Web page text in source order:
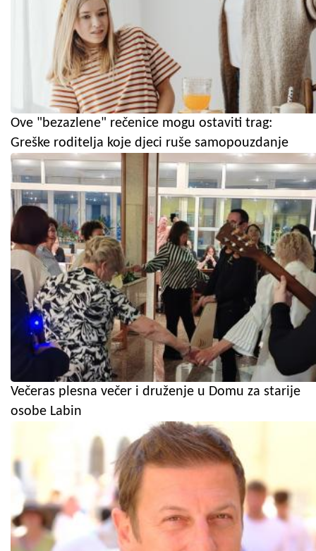
Ove "bezazlene" rečenice mogu ostaviti trag:
Greške roditelja koje djeci ruše samopouzdanje
Večeras plesna večer i druženje u Domu za starije
osobe Labin